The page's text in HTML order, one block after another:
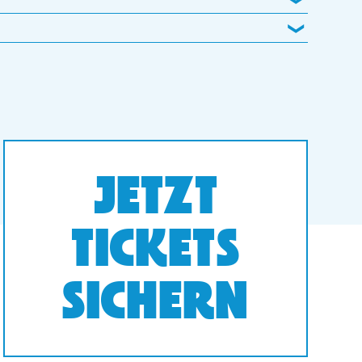
JETZT
TICKETS
SICHERN